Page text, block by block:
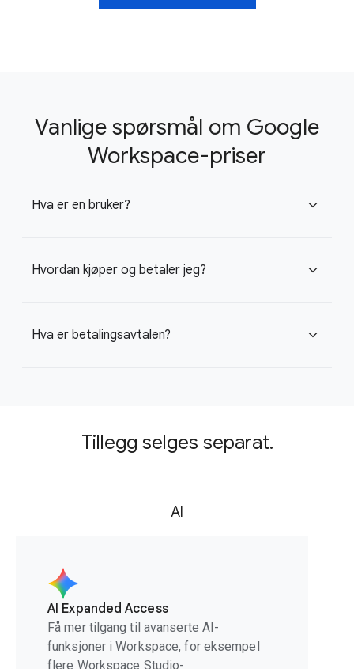
Vanlige spørsmål om Google
Workspace-priser
Hva er en bruker? expand_more
Hvordan kjøper og betaler jeg? expand_more
Hva er betalingsavtalen? expand_more
Tillegg selges separat.
AI
AI Expanded Access
Få mer tilgang til avanserte AI-
funksjoner i Workspace, for eksempel
flere Workspace Studio-